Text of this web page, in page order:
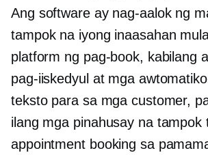
Ang software ay nag-aalok ng
tampok na iyong inaasahan
platform ng pag-book, kabilang
pag-iiskedyul at mga
teksto para sa mga customer,
ilang mga pinahusay na tampok
appointment booking sa